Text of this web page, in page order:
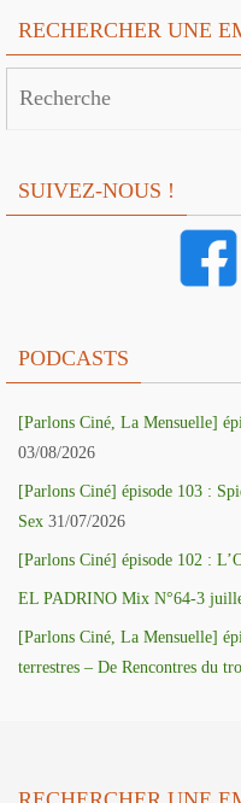
RECHERCHER UNE
SUIVEZ-NOUS !
PODCASTS
[Parlons Ciné, La Mensuelle]
03/08/2026
[Parlons Ciné] épisode 103 :
Sex 31/07/2026
[Parlons Ciné] épisode 102 :
EL PADRINO Mix N°64-3
[Parlons Ciné, La Mensuelle]
terrestres – De Rencontres du